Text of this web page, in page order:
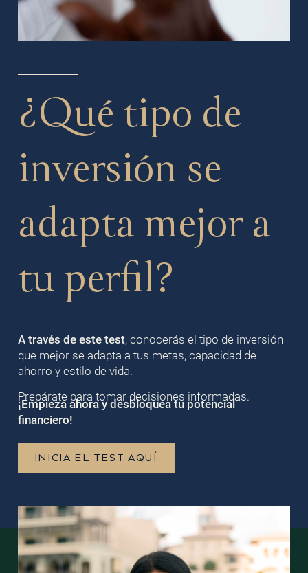
¿Qué tipo de
inversión se
adapta mejor a
tu perfil?
A través de este test, conocerás el tipo de inversión
que mejor se adapta a tus metas, capacidad de
ahorro y estilo de vida.
Prepárate para tomar decisiones informadas.
¡Empieza ahora y desbloquea tu potencial
financiero!
INICIA EL TEST AQUÍ